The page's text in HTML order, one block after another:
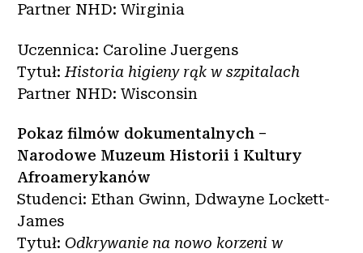
Partner NHD: Wirginia
Uczennica: Caroline Juergens
Tytuł: Historia higieny rąk w szpitalach
Partner NHD: Wisconsin
Pokaz filmów dokumentalnych –
Narodowe Muzeum Historii i Kultury
Afroamerykanów
Studenci: Ethan Gwinn, Ddwayne Lockett-
James
Tytuł: Odkrywanie na nowo korzeni w